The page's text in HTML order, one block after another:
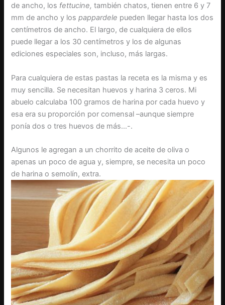
de ancho, los fettucine, también chatos, tienen entre 6 y 7
mm de ancho y lospappardele pueden llegar hasta los dos
centímetros de ancho. El largo, de cualquiera de ellos
puede llegar a los 30 centímetros y los de algunas
ediciones especiales son, incluso, más largas.
Para cualquiera de estas pastas la receta es la misma y es
muy sencilla. Se necesitan huevos y harina 3 ceros. Mi
abuelo calculaba 100 gramos de harina por cada huevo y
esa era su proporción por comensal –aunque siempre
ponía dos o tres huevos de más…-.
Algunos le agregan a un chorrito de aceite de oliva o
apenas un poco de agua y, siempre, se necesita un poco
de harina o semolín, extra.